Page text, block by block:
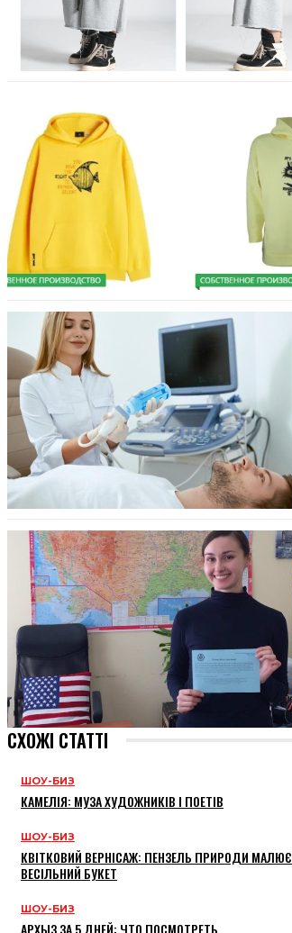
СХОЖІ СТАТТІ
ШОУ-БИЗ
КАМЕЛІЯ: МУЗА ХУДОЖНИКІВ І ПОЕТІВ
ШОУ-БИЗ
КВІТКОВИЙ ВЕРНІСАЖ: ПЕНЗЕЛЬ ПРИРОДИ МАЛЮЄ
ВЕСІЛЬНИЙ БУКЕТ
ШОУ-БИЗ
АРХЫЗ ЗА 5 ДНЕЙ: ЧТО ПОСМОТРЕТЬ